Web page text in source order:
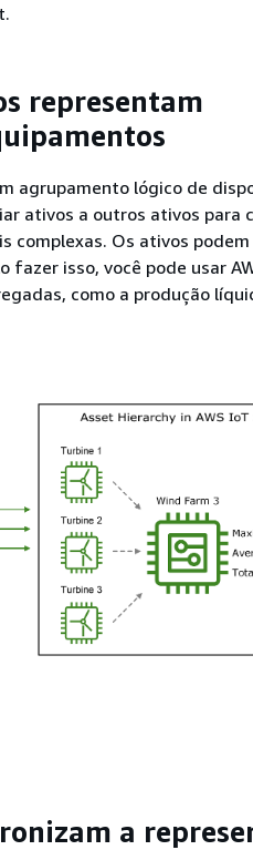
representam
agrupamento lógico de
ativos a outros ativos para
complexas. Os ativos
isso, você pode usar
como a produção
a